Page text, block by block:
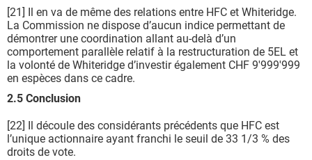
[21] Il en va de même des relations entre HFC et Whiteridge.
La Commission ne dispose d’aucun indice permettant de
démontrer une coordination allant au-delà d’un
comportement parallèle relatif à la restructuration de 5EL et
la volonté de Whiteridge d’investir également CHF 9'999'999
en espèces dans ce cadre.
2.5 Conclusion
[22] Il découle des considérants précédents que HFC est
l’unique actionnaire ayant franchi le seuil de 33 1/3 % des
droits de vote.